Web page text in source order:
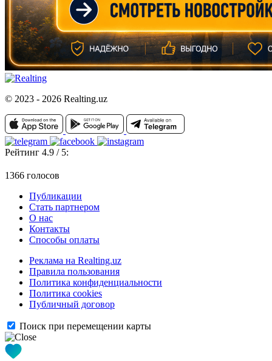
© 2023 - 2026 Realting.uz
Рейтинг 4.9 / 5:
1366 голосов
Публикации
Стать партнером
О нас
Контакты
Способы оплаты
Реклама на Realting.uz
Правила пользования
Политика конфиденциальности
Политика cookies
Публичный договор
Поиск при перемещении карты